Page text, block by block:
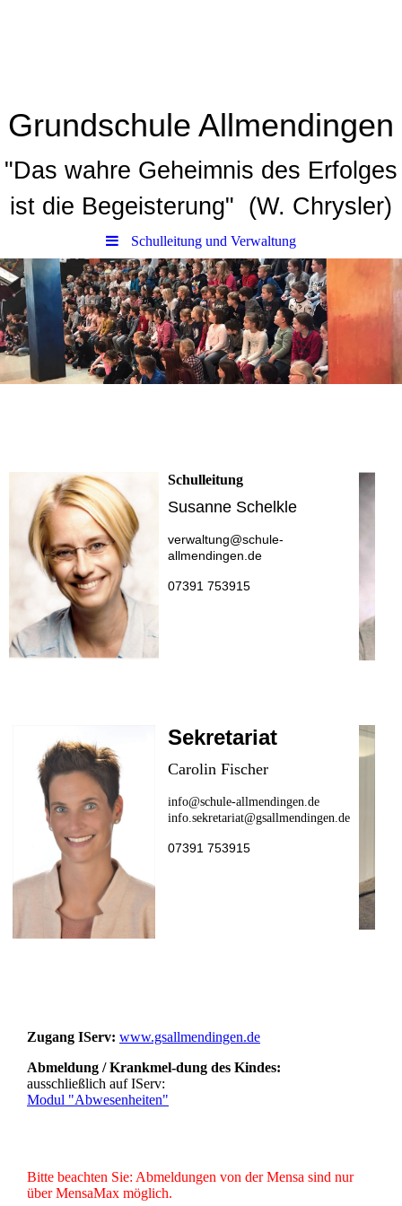
Grundschule Allmendingen
"Das wahre Geheimnis des Erfolges
ist die Begeisterung" (W. Chrysler)
Schulleitung und Verwaltung
Schulleitung
Susanne Schelkle
verwaltung@schule-
allmendingen.de
07391 753915
Sekretariat
Carolin Fischer
info@schule-allmendingen.de
info.sekretariat@gsallmendingen.de
07391 753915
Zugang IServ: www.gsallmendingen.de
Abmeldung / Krankmel-dung des Kindes:
ausschließlich auf IServ:
Modul "Abwesenheiten"
Bitte beachten Sie: Abmeldungen von der Mensa sind nur
über MensaMax möglich.